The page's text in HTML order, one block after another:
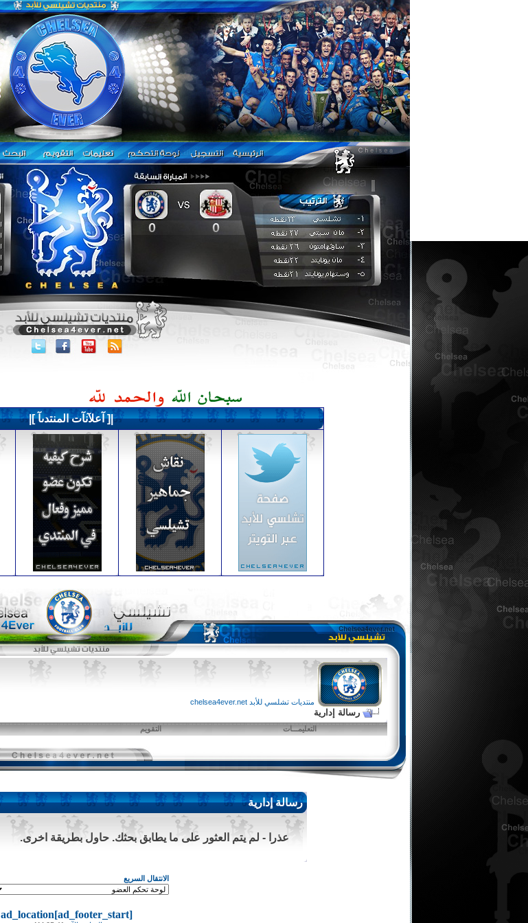
|[ آعلآنآت المنتدىآ ]|
منتديات تشلسي للأبد chelsea4ever.net
رسالة إدارية
التعليمـــات التقويم
رسالة إدارية
عذرا - لم يتم العثور على ما يطابق بحثك. حاول بطريقة اخرى.
الانتقال السريع
ad_location[ad_footer_start]